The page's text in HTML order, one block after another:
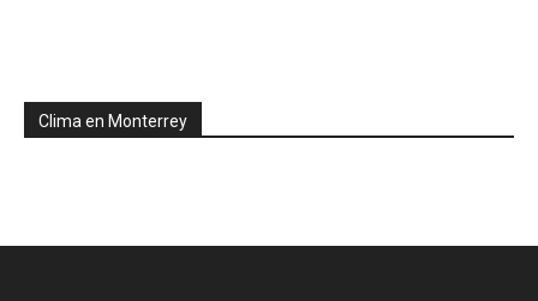
Clima en Monterrey